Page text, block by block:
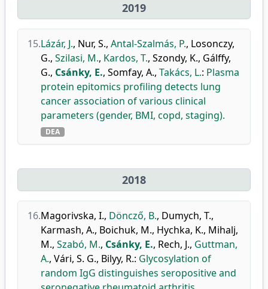
2019
15.Lázár, J., Nur, S., Antal-Szalmás, P., Losonczy,
G., Szilasi, M., Kardos, T., Szondy, K., Gálffy,
G., Csánky, E., Somfay, A., Takács, L.: Plasma
protein epitomics profiling detects lung
cancer association of various clinical
parameters (gender, BMI, copd, staging).
DEA
2018
16.Magorivska, I., Döncző, B., Dumych, T.,
Karmash, A., Boichuk, M., Hychka, K., Mihalj,
M., Szabó, M., Csánky, E., Rech, J., Guttman,
A., Vári, S. G., Bilyy, R.: Glycosylation of
random IgG distinguishes seropositive and